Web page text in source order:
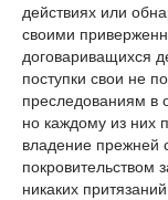
действиях или
своими
договариващихся
поступки свои не
преследованиям в
но каждому из них
владение прежней
покровительством
никаких